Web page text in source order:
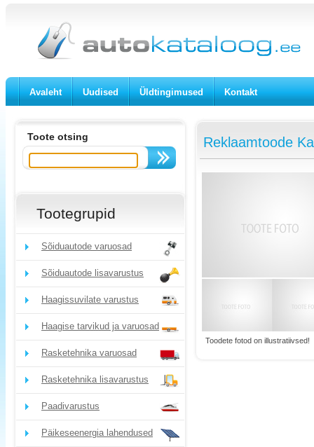
Avaleht Uudised Üldtingimused Kontakt
Toote otsing
Tootegrupid
Sõiduautode varuosad
Sõiduautode lisavarustus
Haagissuvilate varustus
Haagise tarvikud ja varuosad
Rasketehnika varuosad
Rasketehnika lisavarustus
Paadivarustus
Päikeseenergia lahendused
Reklaamtoode
Toodete fotod on illustratiivsed!